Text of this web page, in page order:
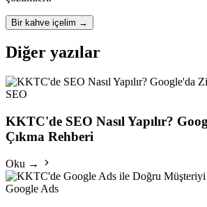
Bir kahve içelim →
Diğer yazılar
SEO
KKTC'de SEO Nasıl Yapılır?
Çıkma Rehberi
Oku →
Google Ads